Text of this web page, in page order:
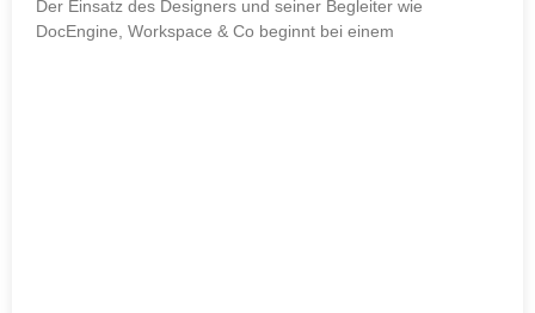
Der Einsatz des Designers und seiner Begleiter wie
DocEngine, Workspace & Co beginnt bei einem